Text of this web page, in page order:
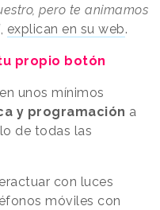
pero te animamos
, explican en su web.
propio botón
unos mínimos
y programación a
de todas las
con luces
móviles con